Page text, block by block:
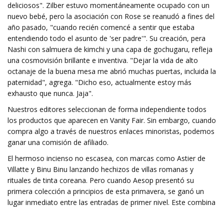
deliciosos". Zilber estuvo momentáneamente ocupado con un
nuevo bebé, pero la asociación con Rose se reanudó a fines del
año pasado, "cuando recién comencé a sentir que estaba
entendiendo todo el asunto de 'ser padre'". Su creación, pera
Nashi con salmuera de kimchi y una capa de gochugaru, refleja
una cosmovisión brillante e inventiva. "Dejar la vida de alto
octanaje de la buena mesa me abrió muchas puertas, incluida la
paternidad", agrega. "Dicho eso, actualmente estoy más
exhausto que nunca. Jaja".
Nuestros editores seleccionan de forma independiente todos
los productos que aparecen en Vanity Fair. Sin embargo, cuando
compra algo a través de nuestros enlaces minoristas, podemos
ganar una comisión de afiliado.
El hermoso incienso no escasea, con marcas como Astier de
Villatte y Binu Binu lanzando hechizos de villas romanas y
rituales de tinta coreana. Pero cuando Aesop presentó su
primera colección a principios de esta primavera, se ganó un
lugar inmediato entre las entradas de primer nivel. Este combina